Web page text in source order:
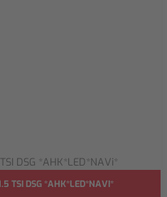
TSI DSG *AHK*LED*NAVI*